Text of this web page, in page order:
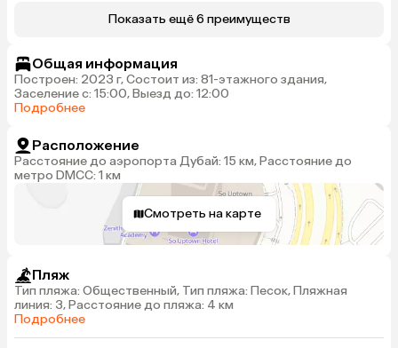
Показать ещё 6 преимуществ
Общая информация
Построен: 2023 г, Состоит из: 81-этажного здания,
Заселение с: 15:00, Выезд до: 12:00
Подробнее
Расположение
Расстояние до аэропорта Дубай: 15 км, Расстояние до
метро DMCC: 1 км
Смотреть на карте
Пляж
Тип пляжа: Общественный, Тип пляжа: Песок, Пляжная
линия: 3, Расстояние до пляжа: 4 км
Подробнее